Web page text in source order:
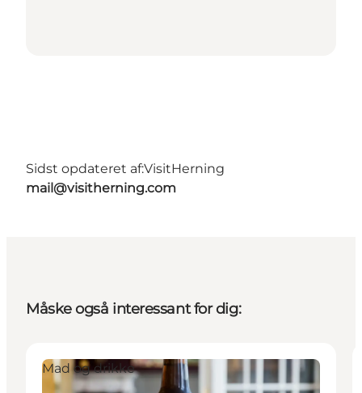
Sidst opdateret af:VisitHerning
mail@visitherning.com
Måske også interessant for dig:
Mad og drikke